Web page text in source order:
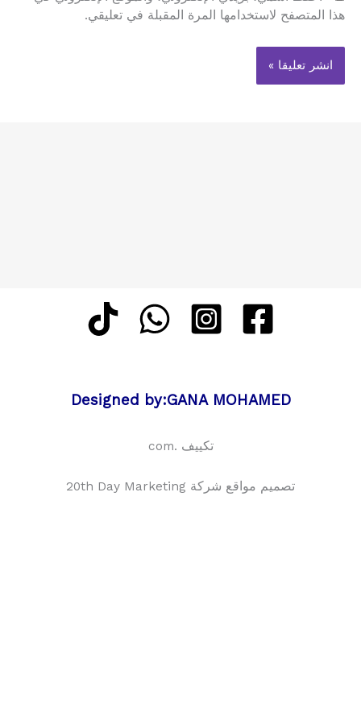
هذا المتصفح لاستخدامها المرة المقبلة في تعليقي.
Designed by:GANA MOHAMED
تكييف .com
تصميم مواقع شركة 20th Day Marketing